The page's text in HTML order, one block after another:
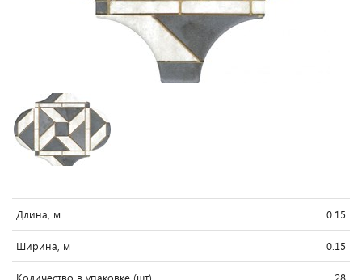
Длина, м 0.15
Ширина, м 0.15